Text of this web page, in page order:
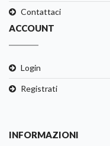
Contattaci
ACCOUNT
Login
Registrati
INFORMAZIONI